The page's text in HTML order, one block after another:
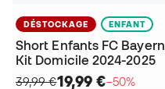
DÉSTOCKAGE ENFANT
Short Enfants FC Bayern
Kit Domicile 2024-2025
39,99 €19,99 €−50%